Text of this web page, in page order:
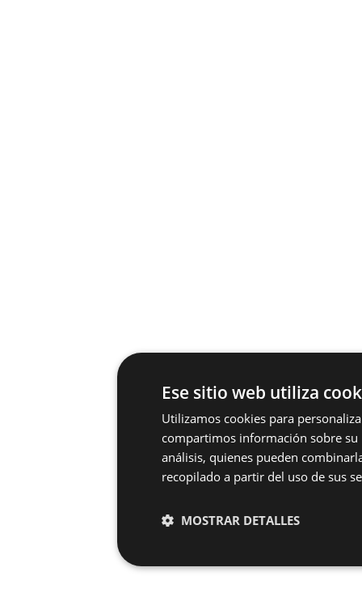
Ese sitio web utiliza
Utilizamos cookies para
compartimos información sobre
análisis, quienes pueden
recopilado a partir del uso de sus
MOSTRAR DETALLES